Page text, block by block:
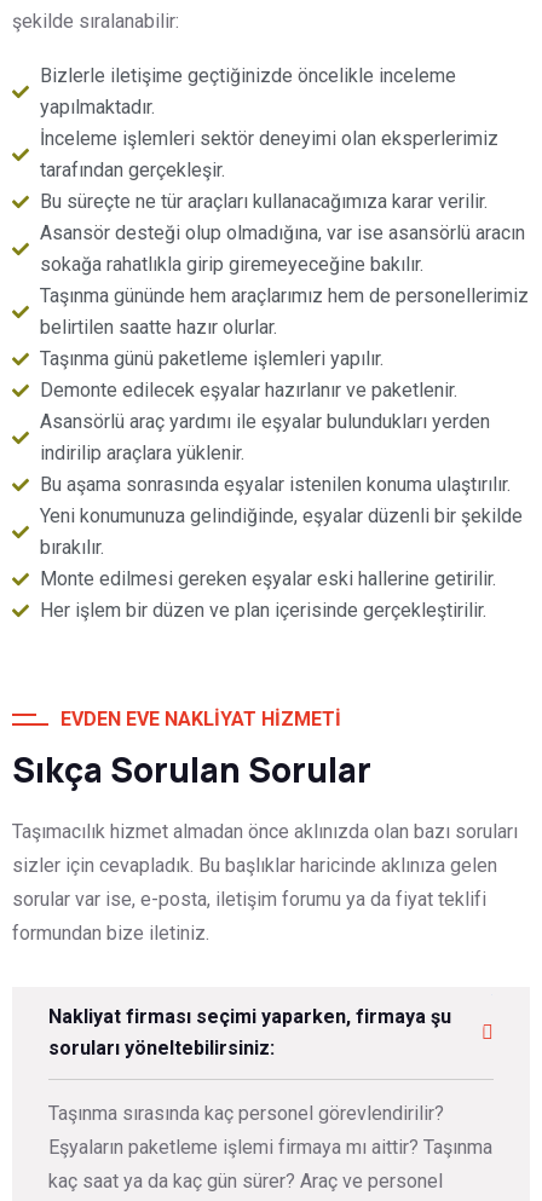
şekilde sıralanabilir:
Bizlerle iletişime geçtiğinizde öncelikle inceleme
yapılmaktadır.
İnceleme işlemleri sektör deneyimi olan eksperlerimiz
tarafından gerçekleşir.
Bu süreçte ne tür araçları kullanacağımıza karar verilir.
Asansör desteği olup olmadığına, var ise asansörlü aracın
sokağa rahatlıkla girip giremeyeceğine bakılır.
Taşınma gününde hem araçlarımız hem de personellerimiz
belirtilen saatte hazır olurlar.
Taşınma günü paketleme işlemleri yapılır.
Demonte edilecek eşyalar hazırlanır ve paketlenir.
Asansörlü araç yardımı ile eşyalar bulundukları yerden
indirilip araçlara yüklenir.
Bu aşama sonrasında eşyalar istenilen konuma ulaştırılır.
Yeni konumunuza gelindiğinde, eşyalar düzenli bir şekilde
bırakılır.
Monte edilmesi gereken eşyalar eski hallerine getirilir.
Her işlem bir düzen ve plan içerisinde gerçekleştirilir.
EVDEN EVE NAKLIYAT HIZMETI
Sıkça Sorulan Sorular
Taşımacılık hizmet almadan önce aklınızda olan bazı soruları
sizler için cevapladık. Bu başlıklar haricinde aklınıza gelen
sorular var ise, e-posta, iletişim forumu ya da fiyat teklifi
formundan bize iletiniz.
Nakliyat firması seçimi yaparken, firmaya şu
soruları yöneltebilirsiniz:
Taşınma sırasında kaç personel görevlendirilir?
Eşyaların paketleme işlemi firmaya mı aittir? Taşınma
kaç saat ya da kaç gün sürer? Araç ve personel